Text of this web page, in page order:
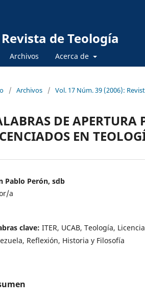
Revista de Teología
Archivos Acerca de
/ Archivos / Vol. 17 Núm. 39 (2006):
DE
EN
Pablo Perón, sdb
a
clave: ITER, UCAB, Teología,
Reflexión, Historia y Filosofía